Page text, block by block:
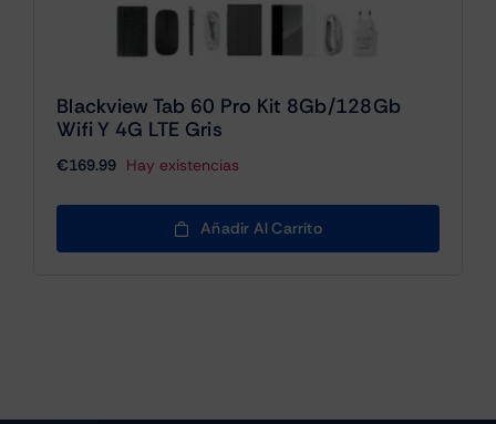
Blackview Tab 60 Pro Kit 8Gb/128Gb
Wifi Y 4G LTE Gris
€169.99 Hay existencias
Añadir Al Carrito